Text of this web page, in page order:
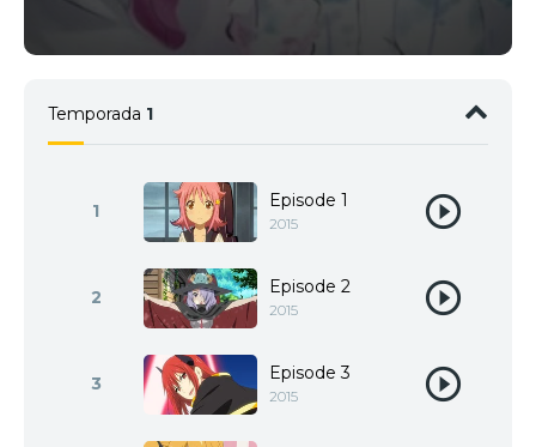
Temporada 1
1 Episode 1
2015
2 Episode 2
2015
3 Episode 3
2015